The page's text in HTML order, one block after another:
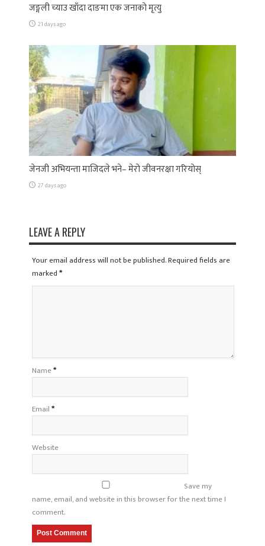
जङ्गली च्याउ खाँदा दाङमा एक जनाको मृत्यु
21 days ago
जेनजी अभियन्ता माजिदले भने– मेरो जीवनरक्षा गरियोस्
27 days ago
LEAVE A REPLY
Your email address will not be published. Required fields are
marked*
Name*
Email*
Website
Save my
name, email, and website in this browser for the next time I
comment.